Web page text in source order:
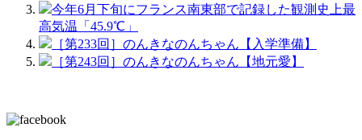
今年6月下旬にフランス南東部で記録した観測史上最
高気温「45.9℃」
［第233回］のんきなのんちゃん【入学準備】
［第243回］のんきなのんちゃん【地元愛】